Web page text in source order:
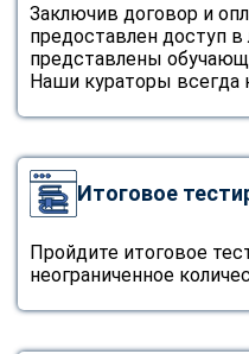
Заключив договор и
предоставлен доступ
представлены
Наши кураторы всегда
Итоговое
Пройдите итоговое
неограниченное